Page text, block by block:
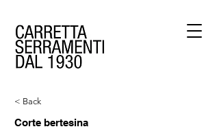
< Back
Corte bertesina